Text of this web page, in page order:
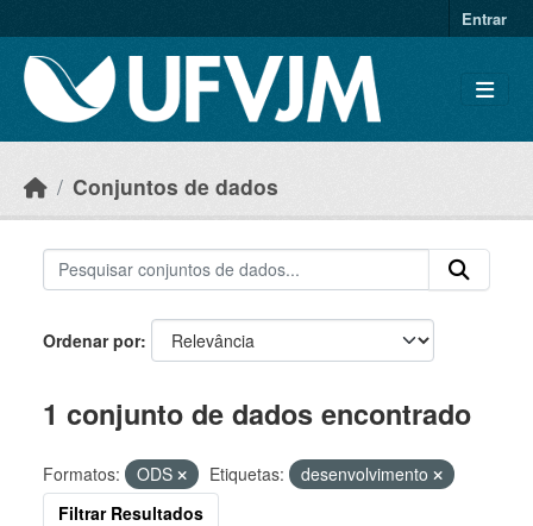
Entrar
Conjuntos de dados
Ordenar por
1 conjunto de dados encontrado
Formatos: ODS Etiquetas:
desenvolvimento
Filtrar Resultados